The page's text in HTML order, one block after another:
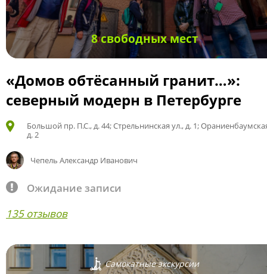
8 свободных мест
«Домов обтёсанный гранит…»:
северный модерн в Петербурге
Большой пр. П.С., д. 44; Стрельнинская ул., д. 1;
д. 2
Чепель Александр Иванович
Ожидание записи
135 отзывов
Самокатные экскурсии